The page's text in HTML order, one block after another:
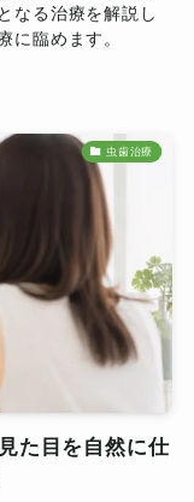
なる治療を解説し
に臨めます。
虫歯治療
た目を自然に仕